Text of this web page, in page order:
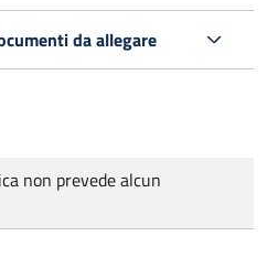
da allegare
non prevede alcun